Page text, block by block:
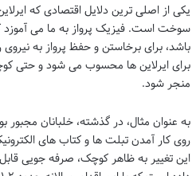
یکی از اصلی ترین دلایل اقتصادی که
سوخت است. فیزیک پرواز به ما می آموزد
باشد، برای برخاستن و حفظ پرواز به
برای ایرلاین ها محسوب می شود و حتی
منجر شود.
روی کار آمدن تبلت ها و کتاب های
این تغییر به ظاهر کوچک، صرفه جویی